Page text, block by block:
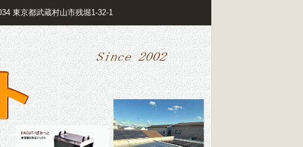
東京都武蔵村山市残堀1-32-1